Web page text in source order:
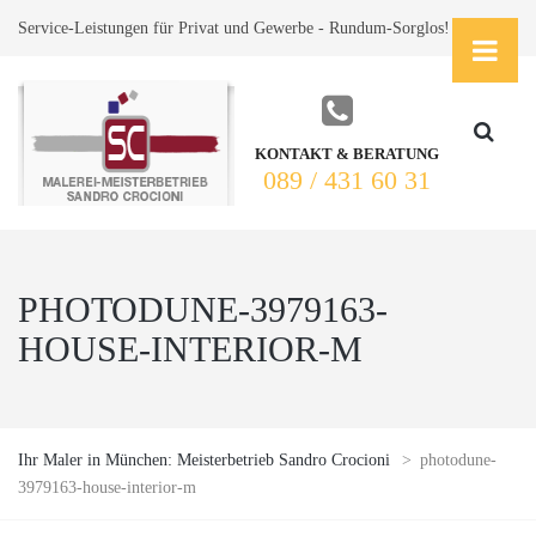
Service-Leistungen für Privat und Gewerbe - Rundum-Sorglos!
KONTAKT & BERATUNG
089 / 431 60 31
PHOTODUNE-3979163-
HOUSE-INTERIOR-M
Ihr Maler in München: Meisterbetrieb Sandro Crocioni > photodune-
3979163-house-interior-m